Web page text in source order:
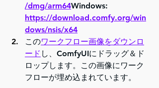
/dmg/arm64Windows:
https://download.comfy.org/win
dows/nsis/x64
このワークフロー画像をダウンロ
ード し、ComfyUIにドラッグ＆ド
ロップします。この画像にワーク
フローが埋め込まれています。